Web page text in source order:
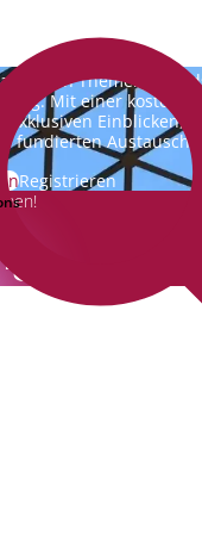
ist die
Themen,
Mit einer
exklusiven Einblicken,
fundierten Austausch
Registrieren